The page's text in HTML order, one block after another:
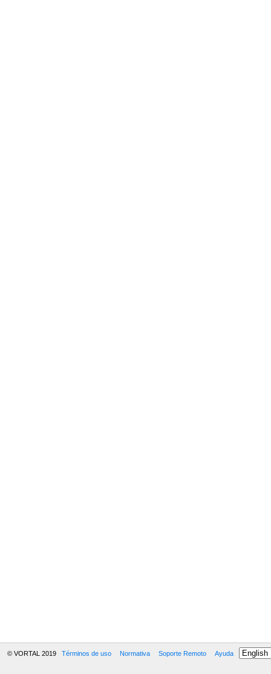
© VORTAL 2019 Términos de uso Normativa Soporte Remoto Ayuda